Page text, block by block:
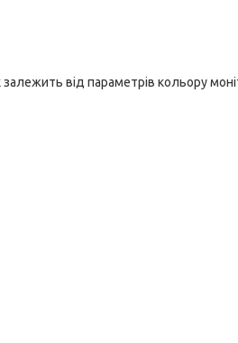
залежить від параметрів кольору